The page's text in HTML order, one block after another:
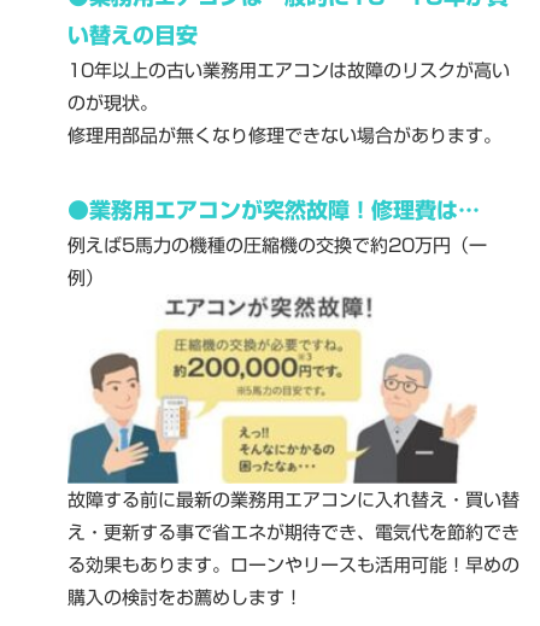
い替えの目安
10年以上の古い業務用エアコンは故障のリスクが高い
のが現状。
修理用部品が無くなり修理できない場合があります。
●業務用エアコンが突然故障！修理費は…
例えば5馬力の機種の圧縮機の交換で約20万円（一
例）
故障する前に最新の業務用エアコンに入れ替え・買い替
え・更新する事で省エネが期待でき、電気代を節約でき
る効果もあります。ローンやリースも活用可能！早めの
購入の検討をお薦めします！